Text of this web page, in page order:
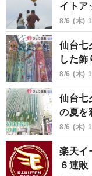
イトア
8/6 (木)
仙台七
した飾
8/6 (木)
仙台七
の夏を
8/6 (木)
楽天
６連